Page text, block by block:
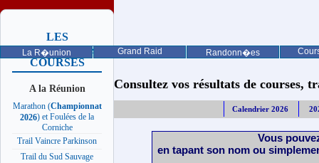
La R�union Grand Raid Randonn�es
LES
PROCHAINES
COURSES
A la Réunion
Marathon (Championnat
2026) et Foulées de la
Corniche
Trail Vaincre Parkinson
Trail du Sud Sauvage
Consultez vos résultats de courses,
Calendrier 2026
Vous
en tapant son nom ou